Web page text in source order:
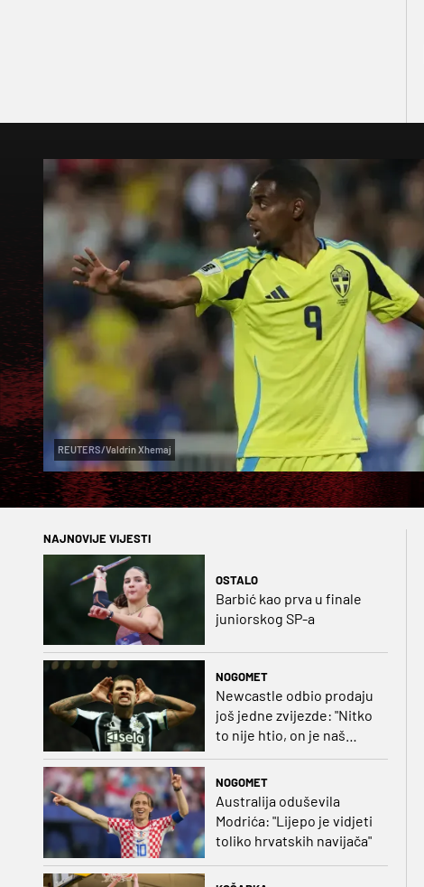
REUTERS/Valdrin Xhemaj
NAJNOVIJE VIJESTI
OSTALO
Barbić kao prva u finale
juniorskog SP-a
NOGOMET
Newcastle odbio prodaju
još jedne zvijezde: "Nitko
to nije htio, on je naš
NOGOMET
Australija oduševila
Modrića: "Lijepo je vidjeti
toliko hrvatskih navijača"